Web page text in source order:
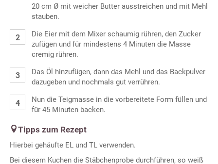
20 cm Ø mit weicher Butter ausstreichen und mit Mehl
stauben.
Die Eier mit dem Mixer schaumig rühren, den Zucker
zufügen und für mindestens 4 Minuten die Masse
cremig rühren.
Das Öl hinzufügen, dann das Mehl und das Backpulver
dazugeben und nochmals gut verrühren.
Nun die Teigmasse in die vorbereitete Form füllen und
für 45 Minuten backen.
Tipps zum Rezept
Hierbei gehäufte EL und TL verwenden.
Bei diesem Kuchen die Stäbchenprobe durchführen, so weiß